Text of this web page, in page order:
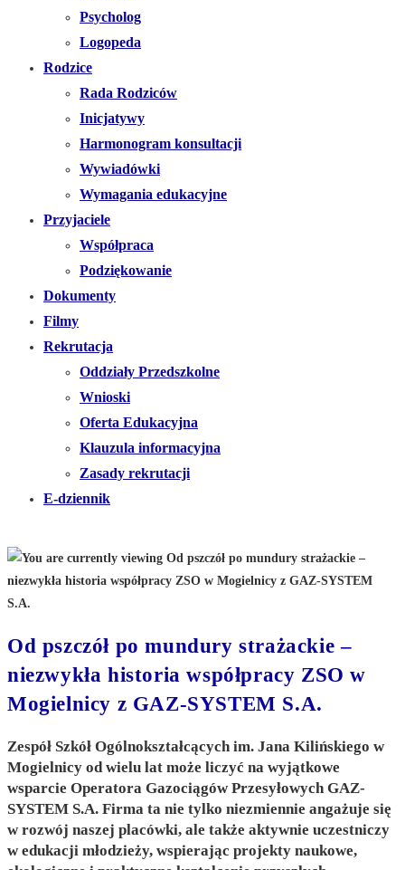
Psycholog
Logopeda
Rodzice
Rada Rodziców
Inicjatywy
Harmonogram konsultacji
Wywiadówki
Wymagania edukacyjne
Przyjaciele
Współpraca
Podziękowanie
Dokumenty
Filmy
Rekrutacja
Oddziały Przedszkolne
Wnioski
Oferta Edukacyjna
Klauzula informacyjna
Zasady rekrutacji
E-dziennik
Od pszczół po mundury strażackie –
niezwykła historia współpracy ZSO w
Mogielnicy z GAZ-SYSTEM S.A.
Zespół Szkół Ogólnokształcących im. Jana Kilińskiego w
Mogielnicy od wielu lat może liczyć na wyjątkowe
wsparcie Operatora Gazociągów Przesyłowych GAZ-
SYSTEM S.A. Firma ta nie tylko niezmiennie angażuje się
w rozwój naszej placówki, ale także aktywnie uczestniczy
w edukacji młodzieży, wspierając projekty naukowe,